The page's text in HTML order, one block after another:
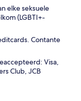
elke seksuele
(LGBTI+-
Contante
Visa,
Club, JCB